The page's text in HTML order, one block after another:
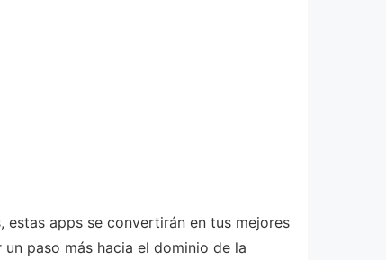
estas apps se convertirán en tus mejores
paso más hacia el dominio de la